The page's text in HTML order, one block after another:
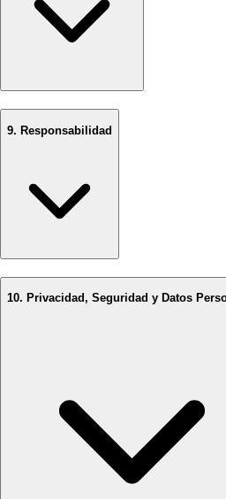
9. Responsabilidad
10. Privacidad, Seguridad y Datos